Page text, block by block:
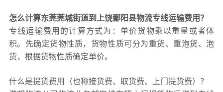
怎么计算东莞莞城街道到上饶鄱阳县物流专线运输费用？
专线运输费用的计算方式为：单价货物乘以重量或者体
积。先确定货物性质，货物性质可分为重货、重泡货、泡
货，根据货物性质确定单价。
什么是提货费用（也称接货费、取货费、上门提货费）？